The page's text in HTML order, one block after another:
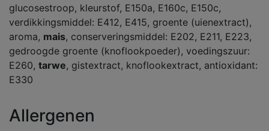
glucosestroop, kleurstof, E150a, E160c, E150c,
verdikkingsmiddel: E412, E415, groente (uienextract),
aroma, mais, conserveringsmiddel: E202, E211, E223,
gedroogde groente (knoflookpoeder), voedingszuur:
E260, tarwe, gistextract, knoflookextract, antioxidant:
E330
Allergenen